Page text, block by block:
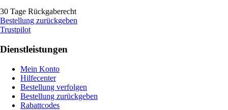
30 Tage Rückgaberecht
Bestellung zurückgeben
Trustpilot
Dienstleistungen
Mein Konto
Hilfecenter
Bestellung verfolgen
Bestellung zurückgeben
Rabattcodes